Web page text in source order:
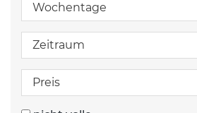
Wochentage
Zeitraum
Preis